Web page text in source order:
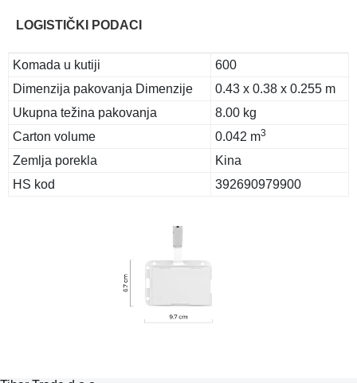
LOGISTIČKI PODACI
Komada u kutiji
600
Dimenzija pakovanja Dimenzije
0.43 x 0.38 x 0.255 m
Ukupna težina pakovanja
8.00 kg
Carton volume
0.042 m3
Zemlja porekla
Kina
HS kod
392690979900